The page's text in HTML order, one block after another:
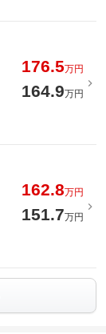
176.5万円
164.9万円
162.8万円
151.7万円